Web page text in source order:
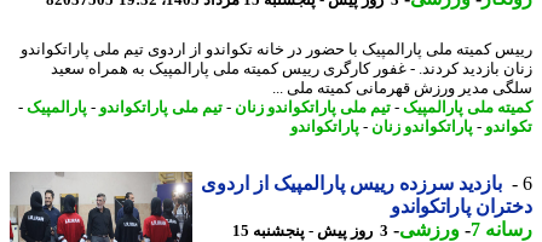
کمیته ملی پارالمپیک با حضور در خانه تکواندو از اردوی تیم ملی پاراتکواندو
بازدید کردند. - غفور کارگری رییس کمیته ملی پارالمپیک به همراه سعید
مدیر ورزش قهرمانی کمیته ملی ...
ملی پارالمپیک-تیم ملی پاراتکواندو زنان -تیم ملی پاراتکواندو-پارالمپیک-
-پاراتکواندو زنان -پاراتکواندو
بازدید سرزده رییس پارالمپیک از اردوی
پاراتکواندو
7
-ورزشی-
3 روز پیش - پنجشنبه 15